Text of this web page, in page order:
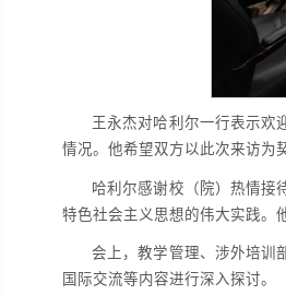
王永杰对哈利尔一行表示欢
情况。他希望双方以此次来访为
哈利尔感谢校（院）热情接
特色社会主义思想的伟大实践。
会上，教学管理、涉外培训
国际交流等内容进行深入探讨。